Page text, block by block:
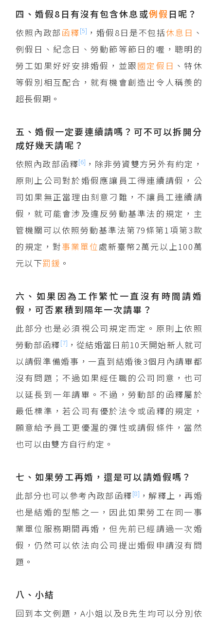
四、婚假8日有沒有包含休息或例假 日呢？
依照內政部 函釋[5] ，婚假8日是不包括休息日 、
例假日、紀念日、勞動節等節日的喔，聰明的
勞工如果好好安排婚假，並跟國定假日 、特休
等假別相互配合，就有機會創造出令人稱羨的
超長假期。
五、婚假一定要連續請嗎？可不可以拆開分
成好幾天請呢？
依照內政部函釋[6] ，除非勞資雙方另外有約定，
原則上公司對於婚假應讓員工得連續請假，公
司如果無正當理由刻意刁難，不讓員工連續請
假，就可能會涉及違反勞動基準法的規定，主
管機關可以依照勞動基準法第79條第1項第3款
的規定，對事業單位處新臺幣2萬元以上100萬
元以下罰鍰 。
六、如果因為工作繁忙一直沒有時間請婚
假，可否累積到隔年一次請畢？
此部分也是必須視公司規定而定。原則上依照
勞動部函釋[7] ，從結婚當日前10天開始新人就可
以請假準備婚事，一直到結婚後3個月內請畢都
沒有問題；不過如果經任職的公司同意，也可
以延長到一年請畢。不過，勞動部的函釋屬於
最低標準，若公司有優於法令或函釋的規定，
願意給予員工更優渥的彈性或請假條件，當然
也可以由雙方自行約定。
七、如果勞工再婚，還是可以請婚假嗎？
此部分也可以參考內政部函釋[8] ，解釋上，再婚
也是結婚的型態之一，因此如果勞工在同一事
業單位服務期間再婚，但先前已經請過一次婚
假，仍然可以依法向公司提出婚假申請沒有問
題。
八、小結
回到本文例題，A小姐以及B先生均可以分別依